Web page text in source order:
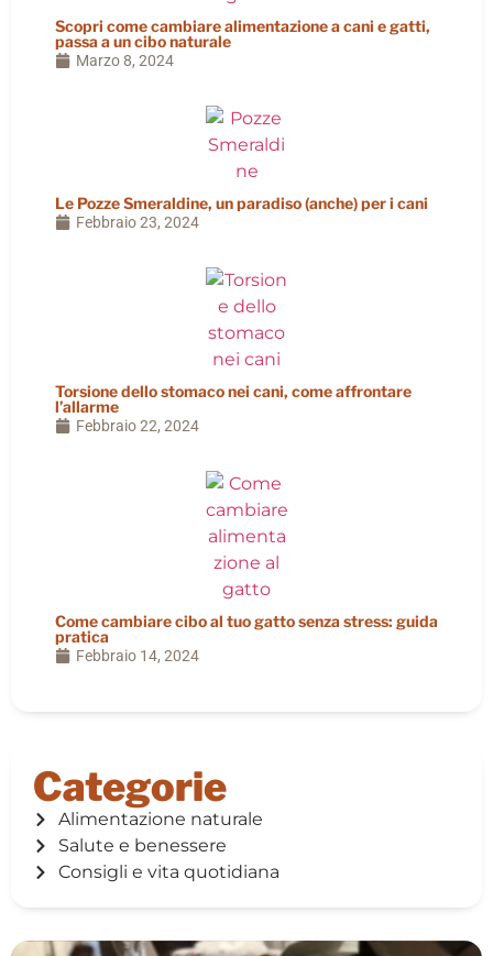
Scopri come cambiare alimentazione a cani e gatti,
passa a un cibo naturale
Marzo 8, 2024
Le Pozze Smeraldine, un paradiso (anche) per i cani
Febbraio 23, 2024
Torsione dello stomaco nei cani, come affrontare
l’allarme
Febbraio 22, 2024
Come cambiare cibo al tuo gatto senza stress: guida
pratica
Febbraio 14, 2024
Categorie
Alimentazione naturale
Salute e benessere
Consigli e vita quotidiana